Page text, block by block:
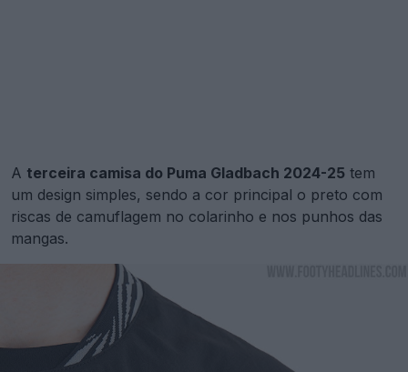
A terceira camisa do Puma Gladbach 2024-25 tem
um design simples, sendo a cor principal o preto com
riscas de camuflagem no colarinho e nos punhos das
mangas.